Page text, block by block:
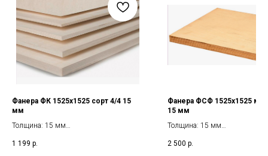
Фанера ФК 1525х1525 сорт 4/4 15
мм
Толщина: 15 мм
Вес: 27.7 кг
1 199 р.
Фанера ФСФ 1525х1525 мм
15 мм
Толщина: 15 мм
Формат: 1525*1525 мм
2 500 р.